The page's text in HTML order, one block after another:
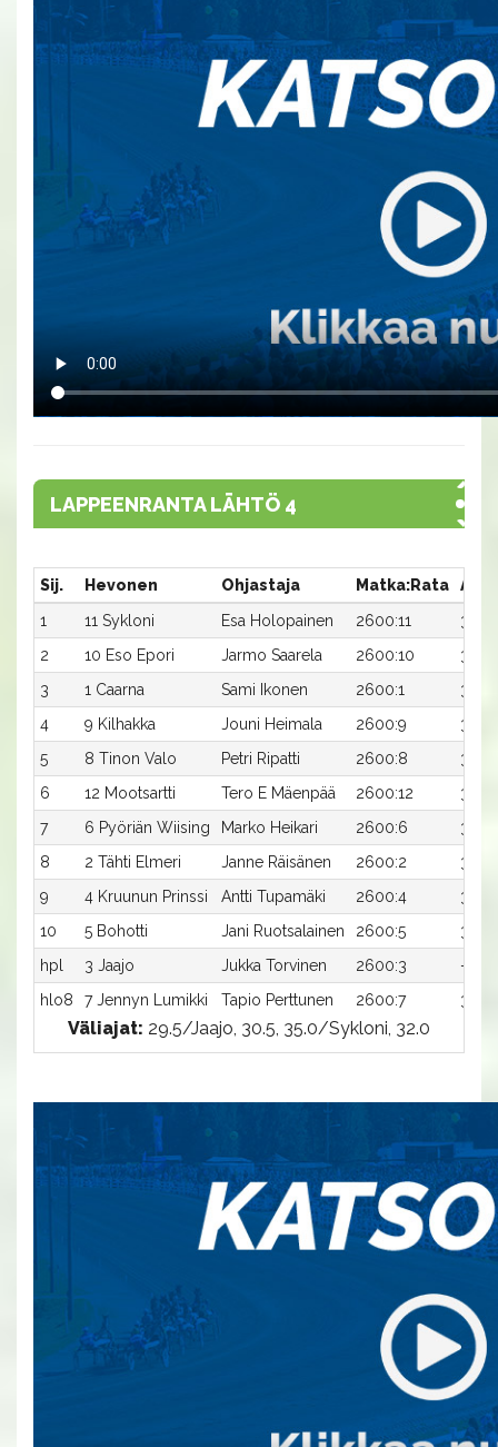
LAPPEENRANTA LÄHTÖ 4
Sij. Hevonen Ohjastaja Matka:Rata
Aika
1
11 Sykloni Esa Holopainen 2600:11
31,9a
2
10 Eso Epori Jarmo Saarela 2600:10
32,0a
3
1 Caarna Sami Ikonen 2600:1
32,2a
4
9 Kilhakka Jouni Heimala 2600:9
32,3a
5
8 Tinon Valo Petri Ripatti 2600:8
6
12 Mootsartti Tero E Mäenpää 2600:12
32,7a
7
6 Pyöriän Wiising Marko Heikari 2600:6
32,8a
8
2 Tähti Elmeri Janne Räisänen 2600:2
9
4 Kruunun Prinssi Antti Tupamäki 2600:4
33,6a
10
5 Bohotti Jani Ruotsalainen 2600:5
hpl
3 Jaajo Jukka Torvinen 2600:3
-a
hlo8
7 Jennyn Lumikki Tapio Perttunen 2600:7 32,8a
Väliajat: 29.5/Jaajo, 30.5, 35.0/Sykloni, 32.0